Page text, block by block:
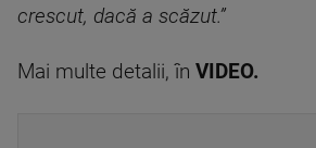
crescut, dacă a scăzut.”
Mai multe detalii, în VIDEO.